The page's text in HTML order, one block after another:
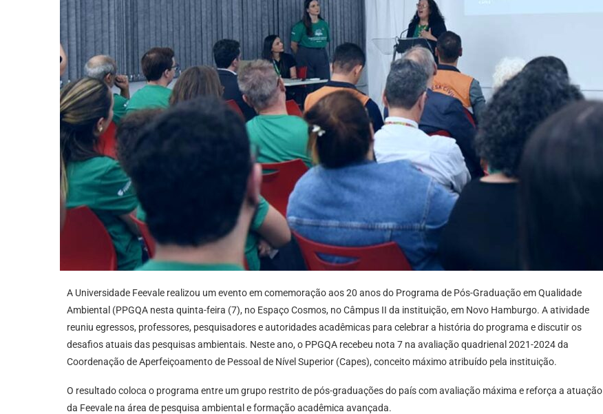
A Universidade Feevale realizou um evento em comemoração aos 20 anos do Programa de Pós-Graduação em Qualidade
Ambiental (PPGQA nesta quinta-feira (7), no Espaço Cosmos, no Câmpus II da instituição, em Novo Hamburgo. A atividade
reuniu egressos, professores, pesquisadores e autoridades acadêmicas para celebrar a história do programa e discutir os
desafios atuais das pesquisas ambientais. Neste ano, o PPGQA recebeu nota 7 na avaliação quadrienal 2021-2024 da
Coordenação de Aperfeiçoamento de Pessoal de Nível Superior (Capes), conceito máximo atribuído pela instituição.
O resultado coloca o programa entre um grupo restrito de pós-graduações do país com avaliação máxima e reforça a atuação
da Feevale na área de pesquisa ambiental e formação acadêmica avançada.